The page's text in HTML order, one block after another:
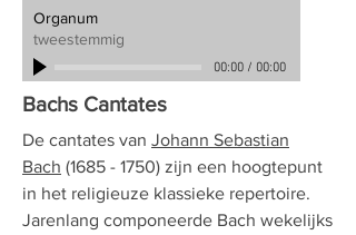
Organum
tweestemmig
00:00/ 00:00
Bachs Cantates
De cantates van Johann Sebastian
Bach (1685 - 1750) zijn een hoogtepunt
in het religieuze klassieke repertoire.
Jarenlang componeerde Bach wekelijks